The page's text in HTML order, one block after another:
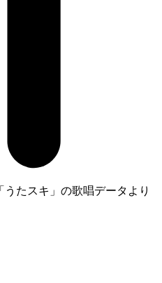
たスキ」の歌唱データより